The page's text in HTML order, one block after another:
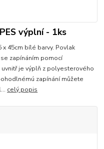
výplní - 1ks
45cm bílé barvy. Povlak
zapínáním pomocí
je výplň z polyesterového
zapínání můžete
celý popis